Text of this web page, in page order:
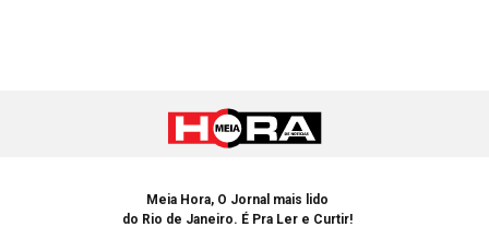
Meia Hora, O Jornal mais lido
do Rio de Janeiro. É Pra Ler e Curtir!